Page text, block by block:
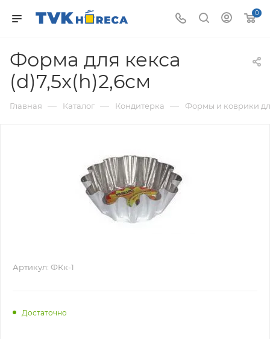
0
Форма для кекса
(d)7,5x(h)2,6см
Главная — Каталог — Кондитерка — Формы и коврики
Артикул: ФКк-1
Достаточно